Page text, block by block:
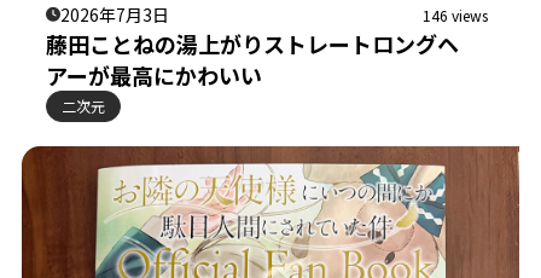
2026年7月3日 146 views
藤田ことねの湯上がりストレートロングヘ
アーが最高にかわいい
二次元